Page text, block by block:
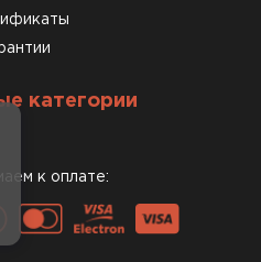
категории
к оплате: